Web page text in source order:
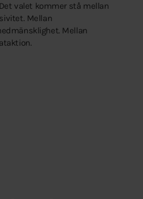
valet kommer stå mellan
Mellan
Mellan